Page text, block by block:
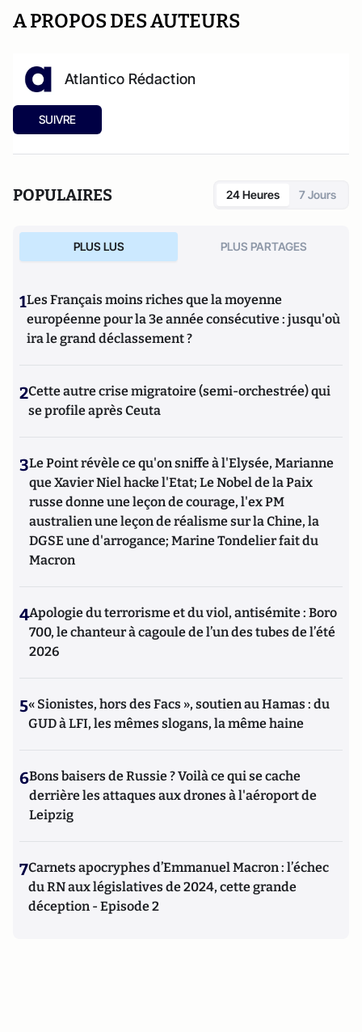
A PROPOS DES AUTEURS
Atlantico Rédaction
SUIVRE
POPULAIRES 24 Heures 7 Jours
PLUS LUS PLUS PARTAGES
1Les Français moins riches que la moyenne
européenne pour la 3e année consécutive : jusqu'où
ira le grand déclassement ?
2Cette autre crise migratoire (semi-orchestrée) qui
se profile après Ceuta
3Le Point révèle ce qu'on sniffe à l'Elysée, Marianne
que Xavier Niel hacke l'Etat; Le Nobel de la Paix
russe donne une leçon de courage, l'ex PM
australien une leçon de réalisme sur la Chine, la
DGSE une d'arrogance; Marine Tondelier fait du
Macron
4Apologie du terrorisme et du viol, antisémite : Boro
700, le chanteur à cagoule de l’un des tubes de l’été
2026
5« Sionistes, hors des Facs », soutien au Hamas : du
GUD à LFI, les mêmes slogans, la même haine
6Bons baisers de Russie ? Voilà ce qui se cache
derrière les attaques aux drones à l'aéroport de
Leipzig
7Carnets apocryphes d’Emmanuel Macron : l’échec
du RN aux législatives de 2024, cette grande
déception - Episode 2